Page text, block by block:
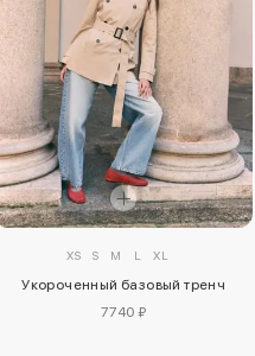
XS S M L XL
Укороченный базовый тренч
7740 ₽